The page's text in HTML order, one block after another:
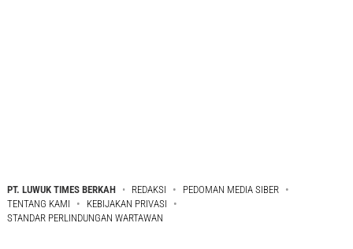
PT. LUWUK TIMES BERKAH REDAKSI
PEDOMAN MEDIA SIBER
TENTANG KAMI
KEBIJAKAN PRIVASI
STANDAR PERLINDUNGAN WARTAWAN